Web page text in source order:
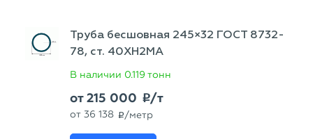
Труба бесшовная 245×32 ГОСТ 8732-
78, ст. 40ХН2МА
В наличии 0.119 тонн
от215 000 p/т
от 36 138 p /метр